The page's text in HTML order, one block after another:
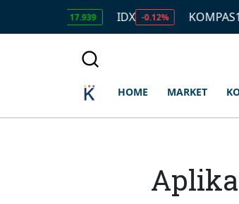
IDX -0.12% KOMPAS100 -
HOME MARKET